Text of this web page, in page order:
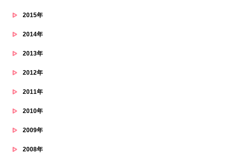
2015年
2014年
2013年
2012年
2011年
2010年
2009年
2008年